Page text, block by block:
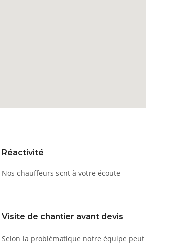
Réactivité
Nos chauffeurs sont à votre écoute
Visite de chantier avant devis
Selon la problématique notre équipe peut